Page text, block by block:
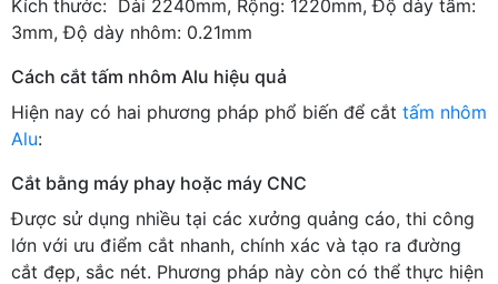
Kích thước: Dài 2240mm, Rộng: 1220mm, Độ dày tấm:
3mm, Độ dày nhôm: 0.21mm
Cách cắt tấm nhôm Alu hiệu quả
Hiện nay có hai phương pháp phổ biến để cắt tấm nhôm
Alu:
Cắt bằng máy phay hoặc máy CNC
Được sử dụng nhiều tại các xưởng quảng cáo, thi công
lớn với ưu điểm cắt nhanh, chính xác và tạo ra đường
cắt đẹp, sắc nét. Phương pháp này còn có thể thực hiện